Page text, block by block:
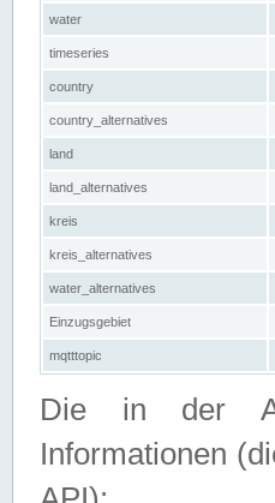
water
timeseries
country
country_alternatives
land
land_alternatives
kreis
kreis_alternatives
water_alternatives
Einzugsgebiet
mqtttopic
Die in der
Informationen